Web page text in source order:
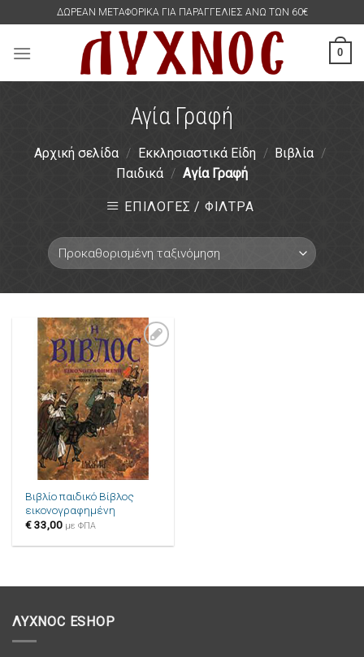
content
ΔΩΡΕΑΝ ΜΕΤΑΦΟΡΙΚΑ ΓΙΑ ΠΑΡΑΓΓΕΛΙΕΣ ΑΝΩ ΤΩΝ 60€
0
Αγία Γραφή
Αρχική σελίδα / Εκκλησιαστικά Είδη / Βιβλία /
Παιδικά / Αγία Γραφή
ΕΠΙΛΟΓΕΣ / ΦΙΛΤΡΑ
Πρόσθήκη
στην λίστα
επιθυμιών
Βιβλίο παιδικό Βίβλος
εικονογραφημένη
€33,00 με ΦΠΑ
ΛΥΧΝΟC ESHOP